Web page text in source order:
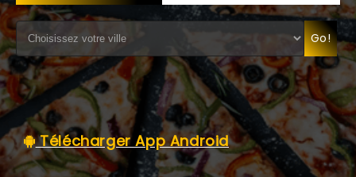
VOS AVIS
MENTIONS LÉGALES
C.G.V
Go!
Télécharger App Android